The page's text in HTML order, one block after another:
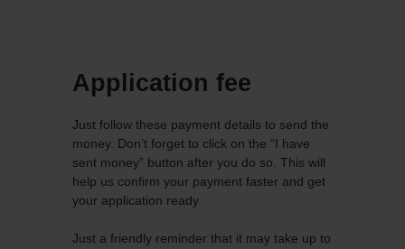
Application fee
Just follow these payment details to send the
money. Don’t forget to click on the “I have
sent money” button after you do so. This will
help us confirm your payment faster and get
your application ready.
Just a friendly reminder that it may take up to